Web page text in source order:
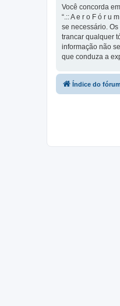
Você concorda
“.:: A e r o F ó r u
se necessário.
trancar qualquer
informação não
que conduza a
Índice do fórum